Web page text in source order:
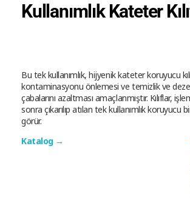
Kullanımlık Kateter
Bu tek kullanımlık, hijyenik kateter koruyucu
kontaminasyonu önlemesi ve temizlik ve
çabalarını azaltması amaçlanmıştır. Kılıflar,
sonra çıkarılıp atılan tek kullanımlık koruyucu
görür.
Katalog →